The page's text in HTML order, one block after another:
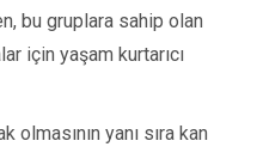
bu gruplara sahip olan
için yaşam kurtarıcı
olmasının yanı sıra kan